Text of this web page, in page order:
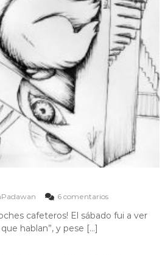
6 comentariose
L
cafeteros! El sábado fui a ver
hablan”, y pese […]